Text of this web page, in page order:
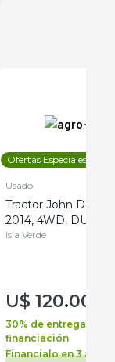
Ofertas Especiales
Usado
Tractor John Deere
2014, 4WD, DUAL
Isla Verde
U$ 120.000
30% de entrega +
financiación
Financialo en 3 años